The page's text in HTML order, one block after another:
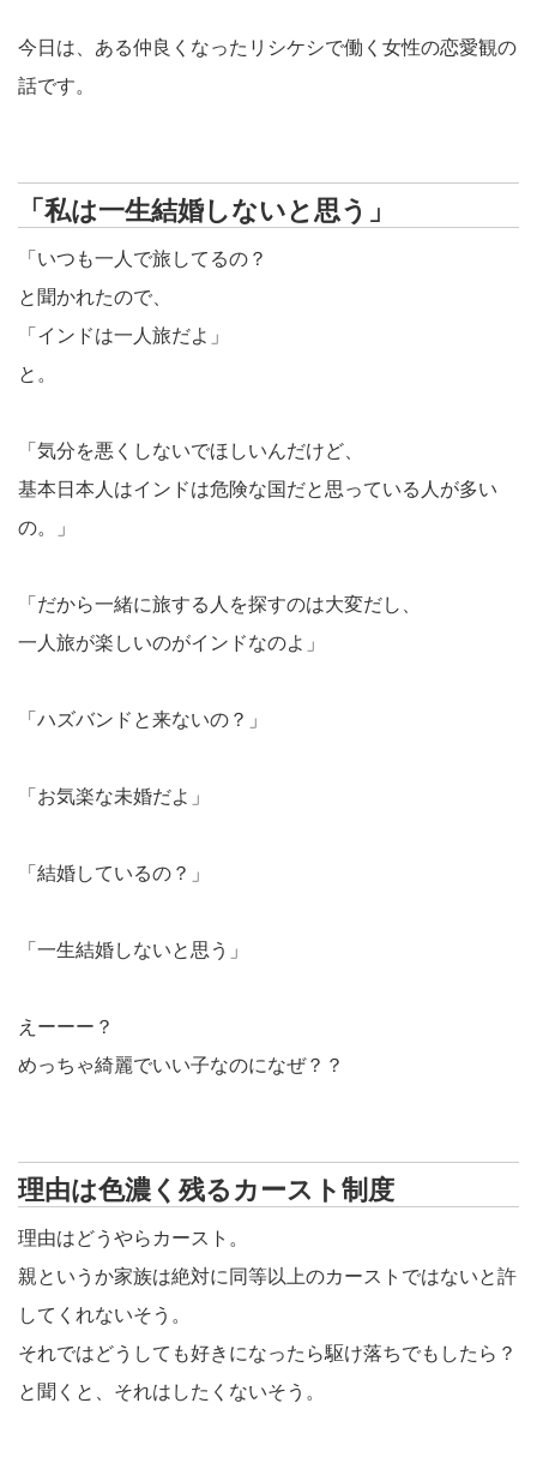
今日は、ある仲良くなったリシケシで働く女性の恋愛観の
話です。
「私は一生結婚しないと思う」
「いつも一人で旅してるの？
と聞かれたので、
「インドは一人旅だよ」
と。
「気分を悪くしないでほしいんだけど、
基本日本人はインドは危険な国だと思っている人が多い
の。」
「だから一緒に旅する人を探すのは大変だし、
一人旅が楽しいのがインドなのよ」
「ハズバンドと来ないの？」
「お気楽な未婚だよ」
「結婚しているの？」
「一生結婚しないと思う」
えーーー？
めっちゃ綺麗でいい子なのになぜ？？
理由は色濃く残るカースト制度
理由はどうやらカースト。
親というか家族は絶対に同等以上のカーストではないと許
してくれないそう。
それではどうしても好きになったら駆け落ちでもしたら？
と聞くと、それはしたくないそう。